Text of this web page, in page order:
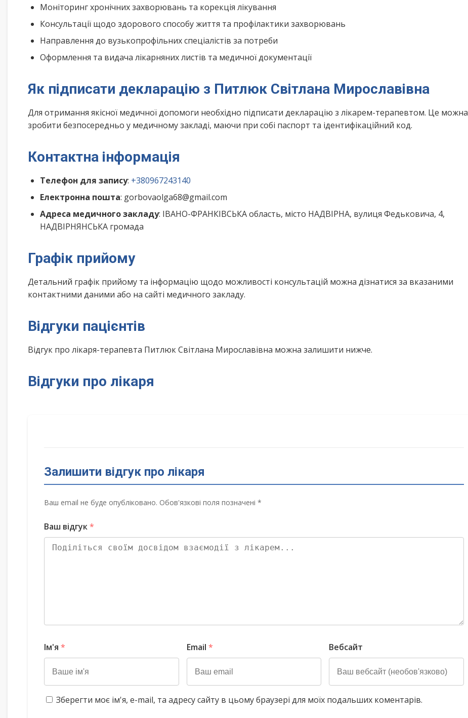
Моніторинг хронічних захворювань та корекція лікування
Консультації щодо здорового способу життя та профілактики захворювань
Направлення до вузькопрофільних спеціалістів за потреби
Оформлення та видача лікарняних листів та медичної документації
Як підписати декларацію з Питлюк Світлана Мирославівна
Для отримання якісної медичної допомоги необхідно підписати декларацію з лікарем-терапевтом. Це можна
зробити безпосередньо у медичному закладі, маючи при собі паспорт та ідентифікаційний код.
Контактна інформація
Телефон для запису: +380967243140
Електронна пошта: gorbovaolga68@gmail.com
Адреса медичного закладу: ІВАНО-ФРАНКІВСЬКА область, місто НАДВІРНА, вулиця Федьковича, 4,
НАДВІРНЯНСЬКА громада
Графік прийому
Детальний графік прийому та інформацію щодо можливості консультацій можна дізнатися за вказаними
контактними даними або на сайті медичного закладу.
Відгуки пацієнтів
Відгук про лікаря-терапевта Питлюк Світлана Мирославівна можна залишити нижче.
Відгуки про лікаря
Залишити відгук про лікаря
Ваш email не буде опубліковано. Обов'язкові поля позначені *
Ваш відгук*
Ім'я * Email * Вебсайт
Зберегти моє ім'я, e-mail, та адресу сайту в цьому браузері для моїх подальших коментарів.